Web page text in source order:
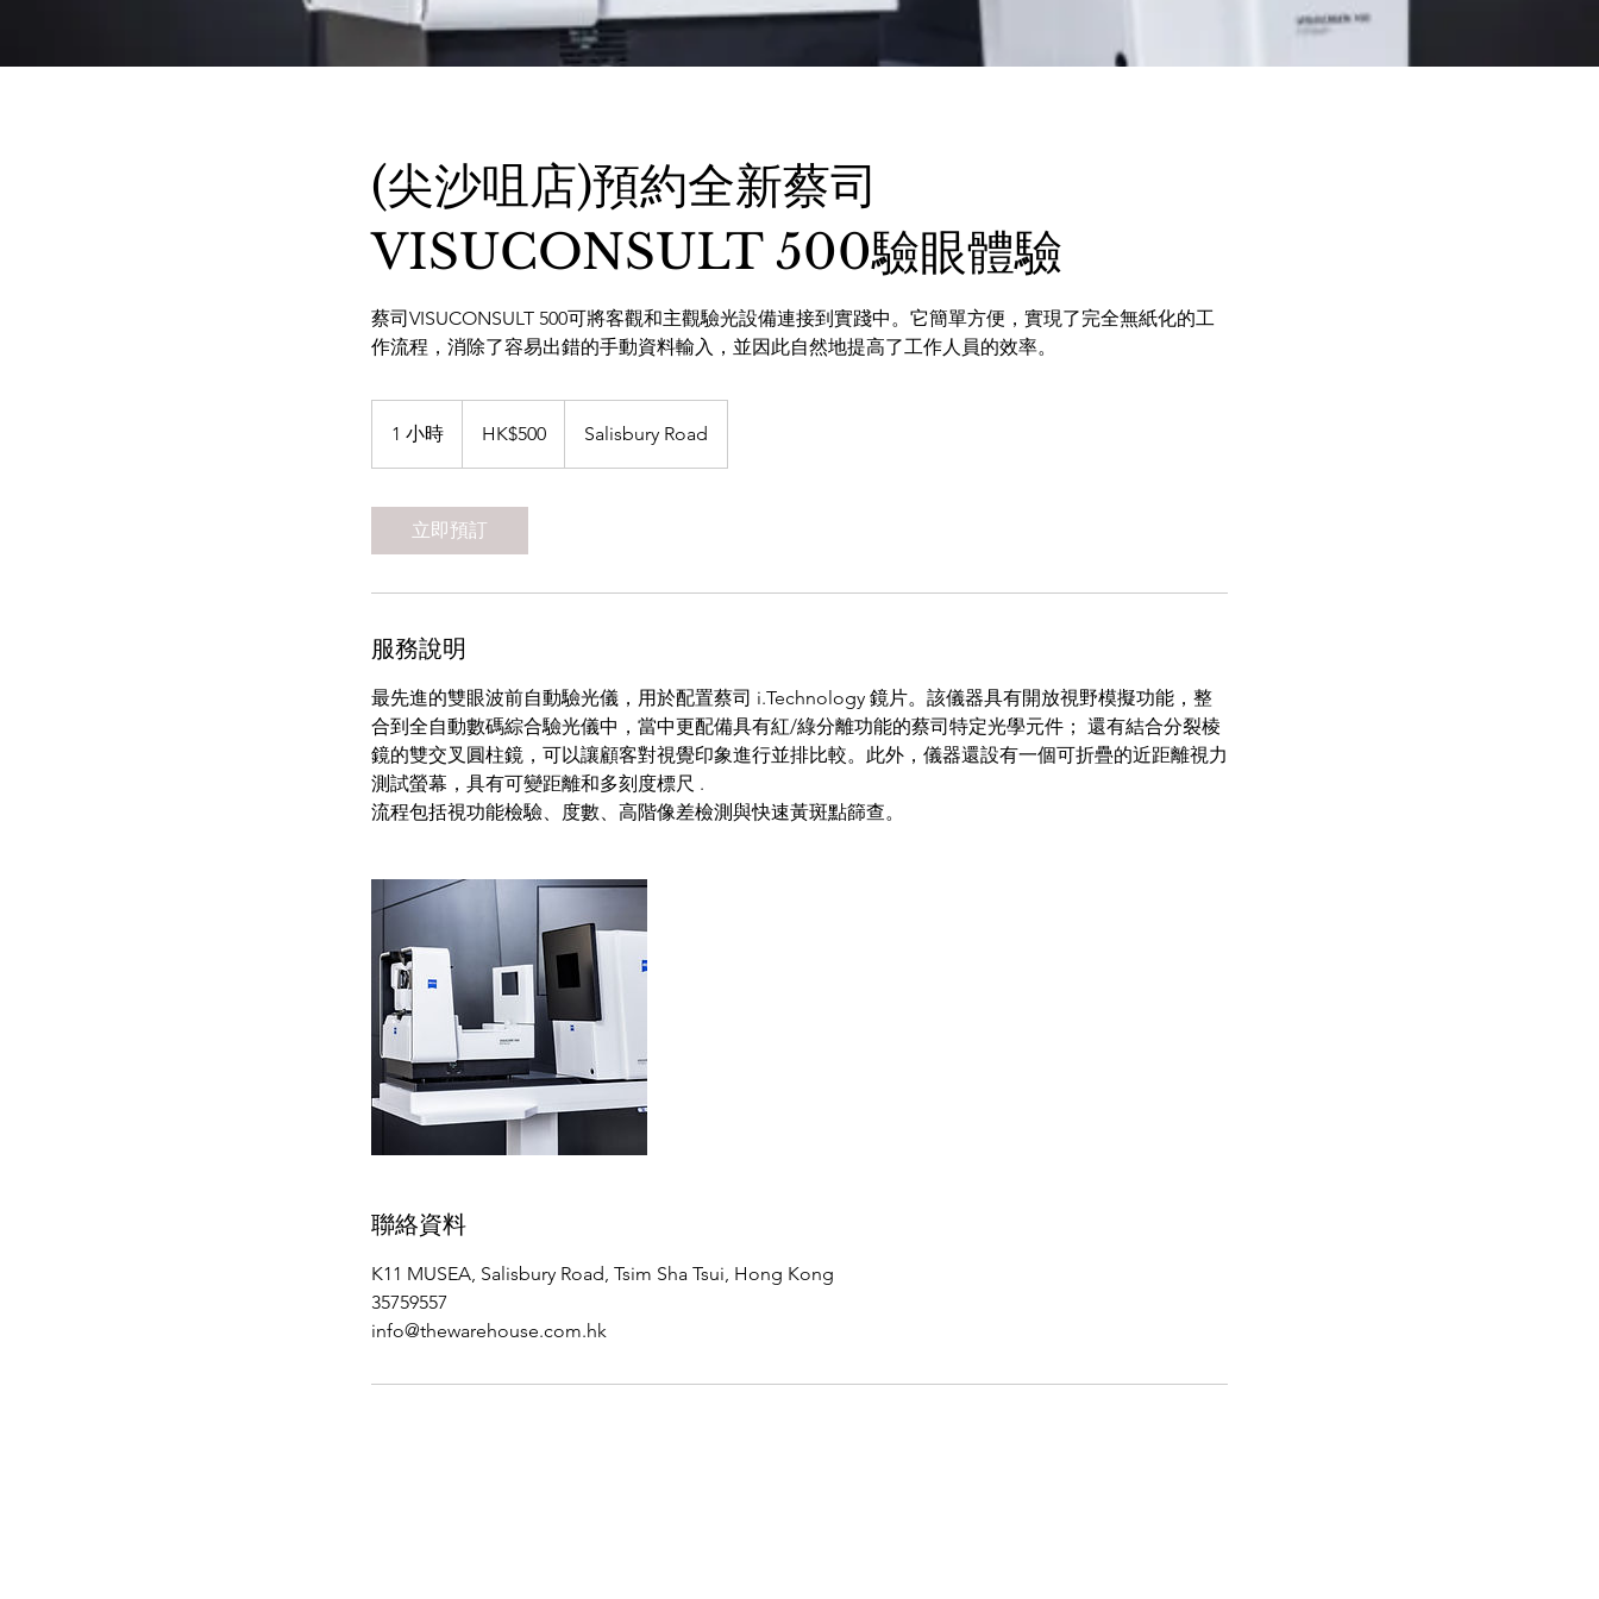
(尖沙咀店)預約全新蔡司
VISUCONSULT 500驗眼體驗
蔡司VISUCONSULT 500可將客觀和主觀驗光設備連接到實踐中。它簡單方便，實現了完全無紙化的工
作流程，消除了容易出錯的手動資料輸入，並因此自然地提高了工作人員的效率。
1 小時
小
KongHK$500 Salisbury Road
立即預訂
服務說明
最先進的雙眼波前自動驗光儀，用於配置蔡司 i.Technology 鏡片。該儀器具有開放視野模擬功能，整
合到全自動數碼綜合驗光儀中，當中更配備具有紅/綠分離功能的蔡司特定光學元件； 還有結合分裂棱
鏡的雙交叉圓柱鏡，可以讓顧客對視覺印象進行並排比較。此外，儀器還設有一個可折疊的近距離視力
測試螢幕，具有可變距離和多刻度標尺 .
流程包括視功能檢驗、度數、高階像差檢測與快速黃斑點篩查。
聯絡資料
K11 MUSEA, Salisbury Road, Tsim Sha Tsui, Hong Kong
35759557
info@thewarehouse.com.hk